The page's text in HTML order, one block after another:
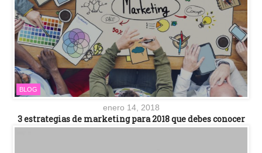
BLOG
enero 14, 2018
3 estrategias de marketing para 2018 que debes conocer